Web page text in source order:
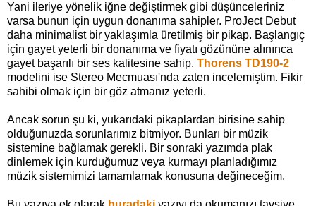
Yani ileriye yönelik iğne değiştirmek gibi düşünceleriniz
varsa bunun için uygun donanıma sahipler. ProJect Debut
daha minimalist bir yaklaşımla üretilmiş bir pikap. Başlangıç
için gayet yeterli bir donanıma ve fiyatı gözününe alınınca
gayet başarılı bir ses kalitesine sahip. Thorens TD190-2
modelini ise Stereo Mecmuası'nda zaten incelemiştim. Fikir
sahibi olmak için bir göz atmanız yeterli.
Ancak sorun şu ki, yukarıdaki pikaplardan birisine sahip
olduğunuzda sorunlarımız bitmiyor. Bunları bir müzik
sistemine bağlamak gerekli. Bir sonraki yazımda plak
dinlemek için kurduğumuz veya kurmayı planladığımız
müzik sistemimizi tamamlamak konusuna değineceğim.